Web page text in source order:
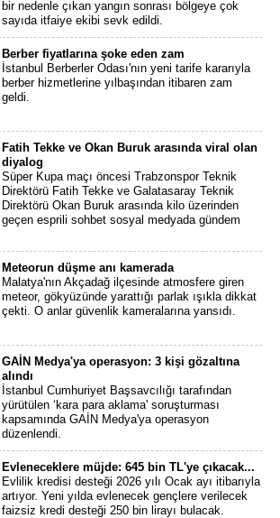
bir nedenle çıkan yangın sonrası bölgeye çok
sayıda itfaiye ekibi sevk edildi.
Berber fiyatlarına şoke eden zam
İstanbul Berberler Odası'nın yeni tarife kararıyla
berber hizmetlerine yılbaşından itibaren zam
geldi.
Fatih Tekke ve Okan Buruk arasında viral olan
diyalog
Süper Kupa maçı öncesi Trabzonspor Teknik
Direktörü Fatih Tekke ve Galatasaray Teknik
Direktörü Okan Buruk arasında kilo üzerinden
geçen esprili sohbet sosyal medyada gündem
Meteorun düşme anı kamerada
Malatya'nın Akçadağ ilçesinde atmosfere giren
meteor, gökyüzünde yarattığı parlak ışıkla dikkat
çekti. O anlar güvenlik kameralarına yansıdı.
GAİN Medya'ya operasyon: 3 kişi gözaltına
alındı
İstanbul Cumhuriyet Başsavcılığı tarafından
yürütülen ‘kara para aklama' soruşturması
kapsamında GAİN Medya'ya operasyon
düzenlendi.
Evleneceklere müjde: 645 bin TL'ye çıkacak...
Evlilik kredisi desteği 2026 yılı Ocak ayı itibarıyla
artıyor. Yeni yılda evlenecek gençlere verilecek
faizsiz kredi desteği 250 bin lirayı bulacak.